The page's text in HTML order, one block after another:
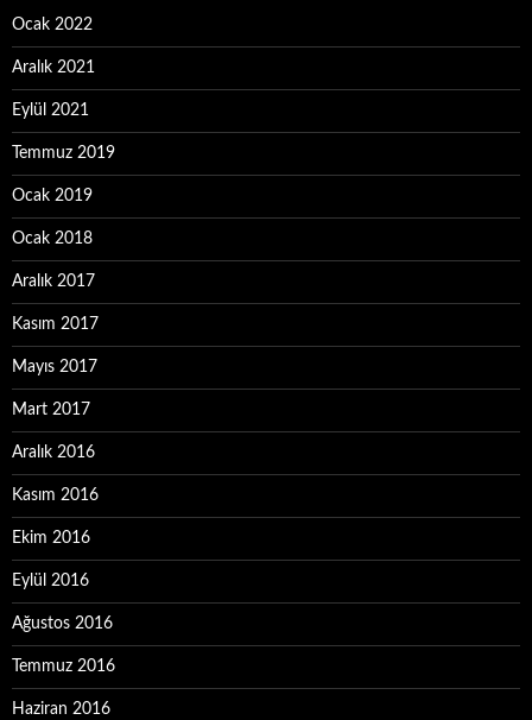
Ocak 2022
Aralık 2021
Eylül 2021
Temmuz 2019
Ocak 2019
Ocak 2018
Aralık 2017
Kasım 2017
Mayıs 2017
Mart 2017
Aralık 2016
Kasım 2016
Ekim 2016
Eylül 2016
Ağustos 2016
Temmuz 2016
Haziran 2016